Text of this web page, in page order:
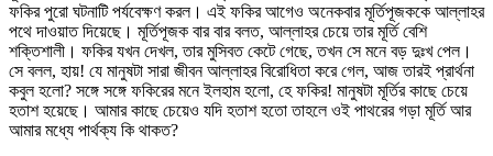
ফকির পুরো ঘটনাটি পর্যবেক্ষণ করল। এই ফকির আগেও অনেকবার মূর্তিপূজককে আল্লাহর
পথে দাওয়াত দিয়েছে। মূর্তিপূজক বার বার বলত, আল্লাহর চেয়ে তার মূর্তি বেশি
শক্তিশালী। ফকির যখন দেখল, তার মুসিবত কেটে গেছে, তখন সে মনে বড় দুঃখ পেল।
সে বলল, হায়! যে মানুষটা সারা জীবন আল্লাহর বিরোধিতা করে গেল, আজ তারই প্রার্থনা
কবুল হলো? সঙ্গে সঙ্গে ফকিরের মনে ইলহাম হলো, হে ফকির! মানুষটা মূর্তির কাছে চেয়ে
হতাশ হয়েছে। আমার কাছে চেয়েও যদি হতাশ হতো তাহলে ওই পাথরের গড়া মূর্তি আর
আমার মধ্যে পার্থক্য কি থাকত?